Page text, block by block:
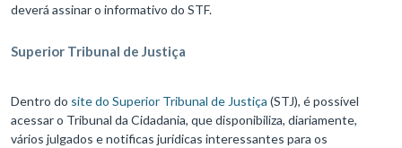
deverá assinar o informativo do STF.
Superior Tribunal de Justiça
Dentro do site do Superior Tribunal de Justiça (STJ), é possível
acessar o Tribunal da Cidadania, que disponibiliza, diariamente,
vários julgados e notificas jurídicas interessantes para os